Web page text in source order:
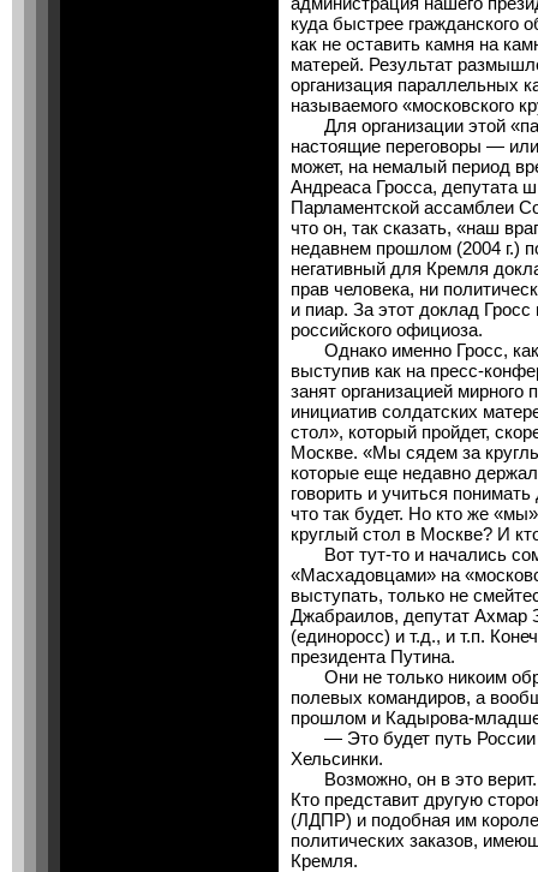
куда быстрее
как не оставить камня на
матерей. Результат
организация параллельных
называемого «московского
Для организации этой
настоящие переговоры —
может, на немалый период
Андреаса Гросса, депутата
Парламентской ассамблеи
что он, так сказать, «наш
недавнем прошлом (2004 г.)
негативный для Кремля
прав человека, ни
и пиар. За этот доклад
российского официоза.
Однако именно Гросс, как
выступив как на пресс-
занят организацией мирного
инициатив солдатских
стол», который пройдет,
Москве. «Мы сядем за
которые еще недавно
говорить и учиться
что так будет. Но кто же
круглый стол в Москве? И
Вот тут-то и начались
«Масхадовцами» на
выступать, только не
Джабраилов, депутат Ахмар
(единоросс) и т.д., и т.п.
президента Путина.
Они не только никоим
полевых командиров, а
прошлом и Кадырова-
— Это будет путь России
Хельсинки.
Возможно, он в это верит.
Кто представит другую
(ЛДПР) и подобная им
политических заказов,
Кремля.